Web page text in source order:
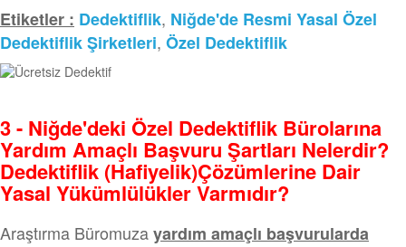
Etiketler : Dedektiflik, Niğde'de Resmi Yasal Özel
Dedektiflik Şirketleri, Özel Dedektiflik
3 - Niğde'deki Özel Dedektiflik Bürolarına
Yardım Amaçlı Başvuru Şartları Nelerdir?
Dedektiflik (Hafiyelik)Çözümlerine Dair
Yasal Yükümlülükler Varmıdır?
Araştırma Büromuzayardım amaçlı başvurularda